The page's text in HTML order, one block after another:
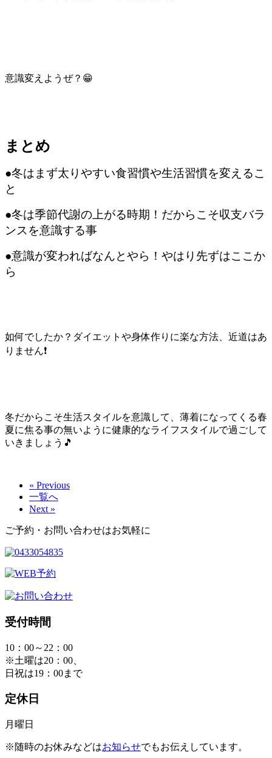
意識変えようぜ？😁
まとめ
●冬はまず太りやすい食習慣や生活習慣を変えるこ
と
●冬は季節代謝の上がる時期！だからこそ収支バラ
ンスを意識する事
●意識が変わればなんとやら！やはり先ずはここか
ら
如何でしたか？ダイエットや身体作りに楽な方法、近道はあ
りません❗
冬だからこそ生活スタイルを意識して、薄着になってくる春
夏に焦る事の無いように健康的なライフスタイルで過ごして
いきましょう🎵
« Previous
一覧へ
Next »
ご予約・お問い合わせはお気軽に
受付時間
10：00～22：00
※土曜は20：00、
日祝は19：00まで
定休日
月曜日
※随時のお休みなどはお知らせでもお伝えしています。